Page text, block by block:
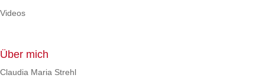
Videos
Über mich
Claudia Maria Strehl